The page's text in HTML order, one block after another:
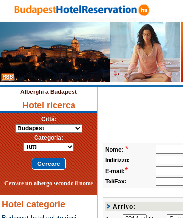
Alberghi a Budapest
Hotel ricerca
Cittá:
Categoria:
Cercare un albergo secondo il nome
Hotel categorie
Nome: *
Indirizzo:
E-mail:*
Tel/Fax:
Arrivo: